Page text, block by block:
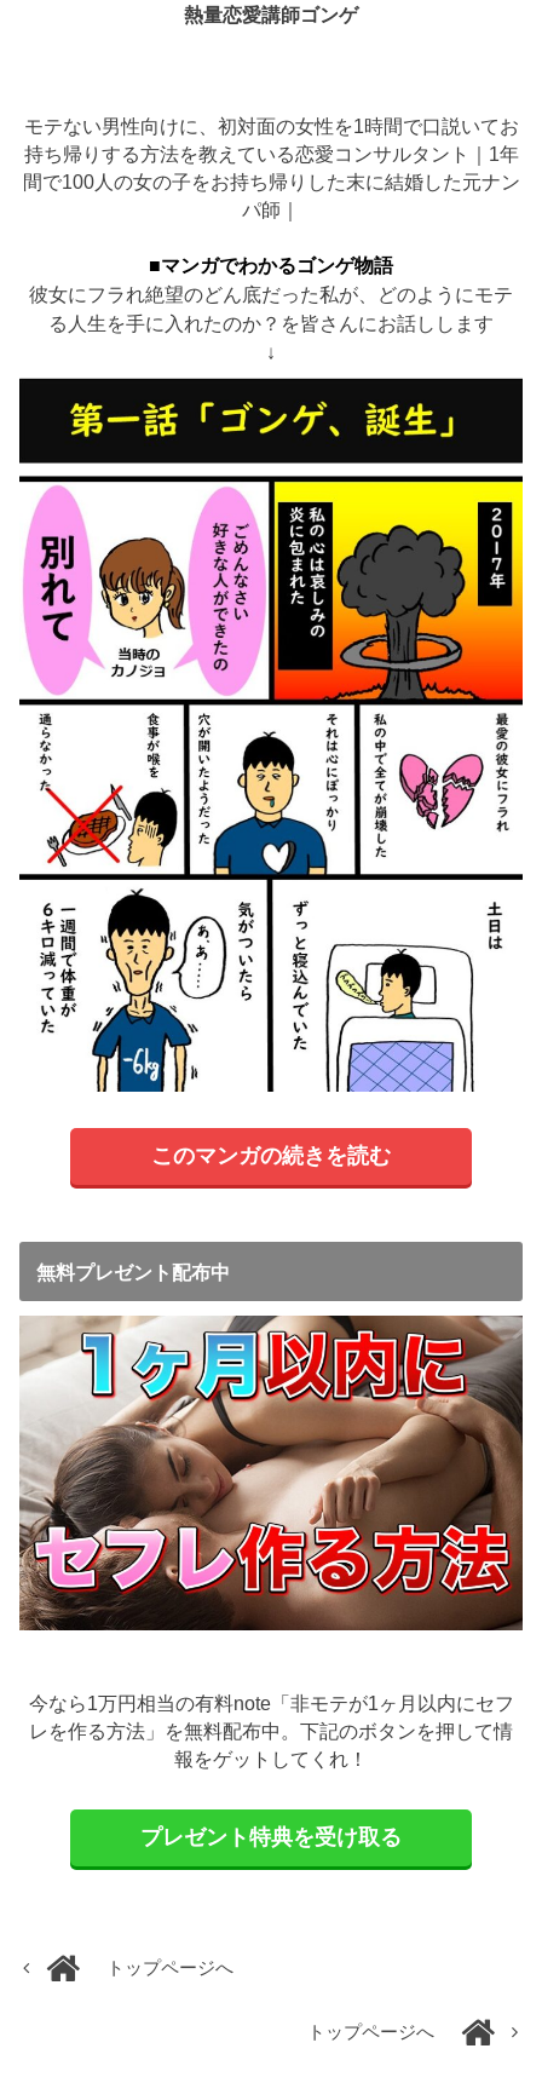
熱量恋愛講師ゴンゲ
モテない男性向けに、初対面の女性を1時間で口説いてお
持ち帰りする方法を教えている恋愛コンサルタント｜1年
間で100人の女の子をお持ち帰りした末に結婚した元ナン
パ師｜
■マンガでわかるゴンゲ物語
彼女にフラれ絶望のどん底だった私が、どのようにモテ
る人生を手に入れたのか？を皆さんにお話しします
↓
このマンガの続きを読む
無料プレゼント配布中
今なら1万円相当の有料note「非モテが1ヶ月以内にセフ
レを作る方法」を無料配布中。下記のボタンを押して情
報をゲットしてくれ！
プレゼント特典を受け取る
トップページへ
トップページへ